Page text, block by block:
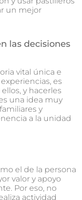
un mejor
las decisiones
vital única e
es
y hacerles
una idea muy
y
a la unidad
el de la persona
valor y apoyo
Por eso, no
actividad